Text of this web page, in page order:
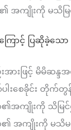
အကျိုးကို မသိမြင်
ြောင့် ပြဆိုခဲ့သော
အားဖြင့် မိမိဆန္
ါးစေခိုင်း တိုက်တွ
အကျိုးကို သိမြင်
အကျိုးကို မသိမမ